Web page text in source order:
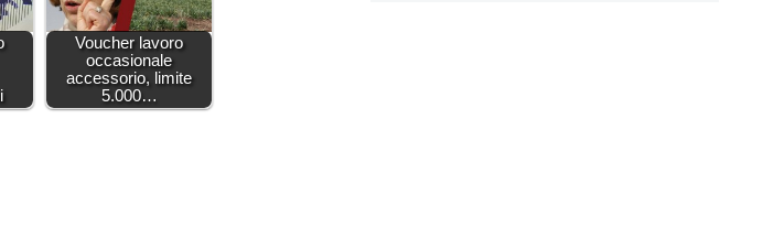
Voucher lavoro
occasionale
accessorio, limite
5.000…